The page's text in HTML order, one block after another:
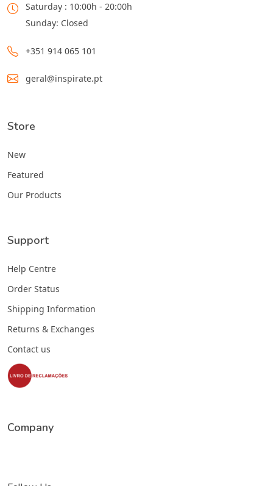
Saturday : 10:00h - 20:00h
Sunday: Closed
+351 914 065 101
geral@inspirate.pt
Store
New
Featured
Our Products
Support
Help Centre
Order Status
Shipping Information
Returns & Exchanges
Contact us
Company